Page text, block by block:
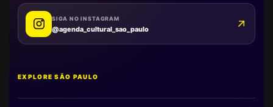
SIGA NO INSTAGRAM
@agenda_cultural_sao_paulo
EXPLORE SÃO PAULO